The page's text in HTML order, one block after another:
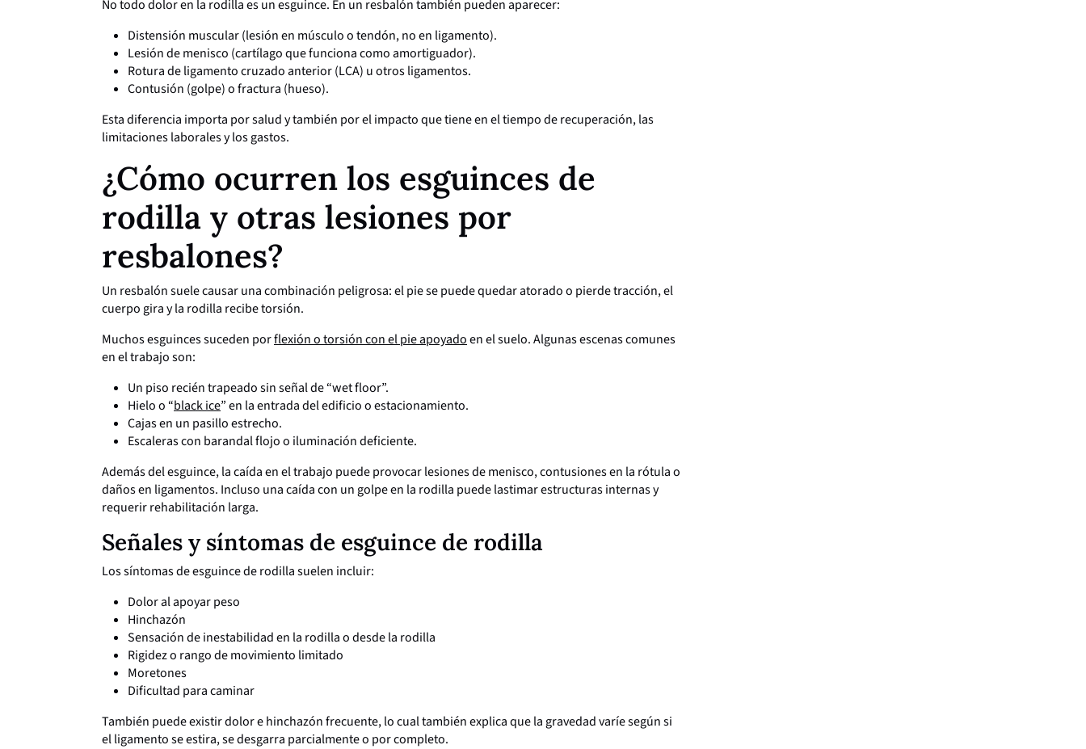
No todo dolor en la rodilla es un esguince. En un resbalón también pueden aparecer:
Distensión muscular (lesión en músculo o tendón, no en ligamento).
Lesión de menisco (cartílago que funciona como amortiguador).
Rotura de ligamento cruzado anterior (LCA) u otros ligamentos.
Contusión (golpe) o fractura (hueso).
Esta diferencia importa por salud y también por el impacto que tiene en el tiempo de recuperación, las
limitaciones laborales y los gastos.
¿Cómo ocurren los esguinces de
rodilla y otras lesiones por
resbalones?
Un resbalón suele causar una combinación peligrosa: el pie se puede quedar atorado o pierde tracción, el
cuerpo gira y la rodilla recibe torsión.
Muchos esguinces suceden porflexión o torsión con el pie apoyadoen el suelo. Algunas escenas comunes
en el trabajo son:
Un piso recién trapeado sin señal de “wet floor”.
Hielo o “black ice” en la entrada del edificio o estacionamiento.
Cajas en un pasillo estrecho.
Escaleras con barandal flojo o iluminación deficiente.
Además del esguince, la caída en el trabajo puede provocar lesiones de menisco, contusiones en la rótula o
daños en ligamentos. Incluso una caída con un golpe en la rodilla puede lastimar estructuras internas y
requerir rehabilitación larga.
Señales y síntomas de esguince de rodilla
Los síntomas de esguince de rodilla suelen incluir:
Dolor al apoyar peso
Hinchazón
Sensación de inestabilidad en la rodilla o desde la rodilla
Rigidez o rango de movimiento limitado
Moretones
Dificultad para caminar
También puede existir dolor e hinchazón frecuente, lo cual también explica que la gravedad varíe según si
el ligamento se estira, se desgarra parcialmente o por completo.